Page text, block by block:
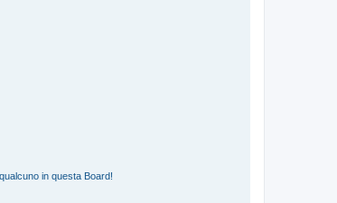
in questa Board!